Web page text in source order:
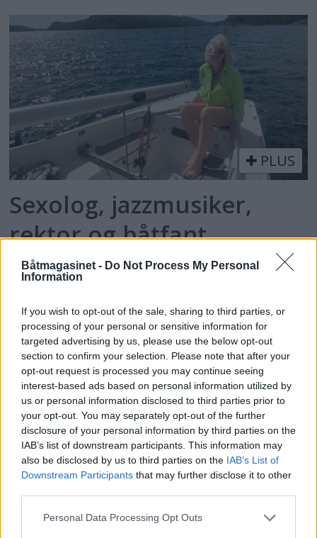
Båtmagasinet - Do Not Process My Personal
Information
If you wish to opt-out of the sale, sharing to third parties, or
processing of your personal or sensitive information for
targeted advertising by us, please use the below opt-out
section to confirm your selection. Please note that after your
opt-out request is processed you may continue seeing
interest-based ads based on personal information utilized by
us or personal information disclosed to third parties prior to
your opt-out. You may separately opt-out of the further
disclosure of your personal information by third parties on the
IAB’s list of downstream participants. This information may
also be disclosed by us to third parties on the IAB’s List of
Downstream Participants that may further disclose it to other
Personal Data Processing Opt Outs
PLUS
Sexolog, jazzmusiker,
rektor og båtfant
PLUS
Motorbåtdefilering i Risør